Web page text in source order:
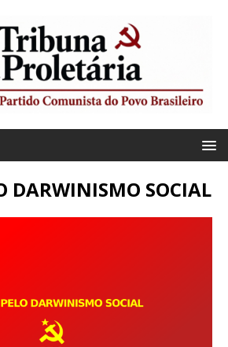
DARWINISMO SOCIAL